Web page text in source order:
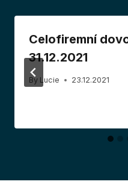
Celofiremní
31.12.2021
By Lucie 23.12.2021